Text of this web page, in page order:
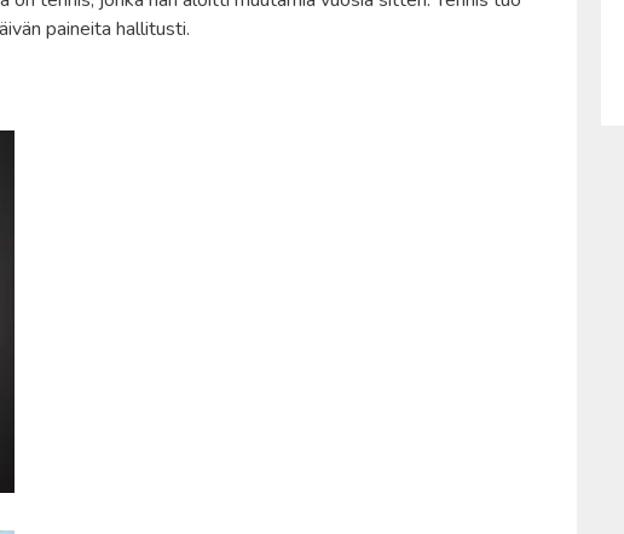
paineita hallitusti.